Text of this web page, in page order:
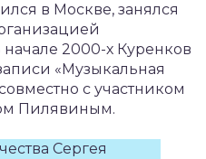
в Москве, занялся
2000-х Куренков
«Музыкальная
с участником
Пилявиным.
Сергея